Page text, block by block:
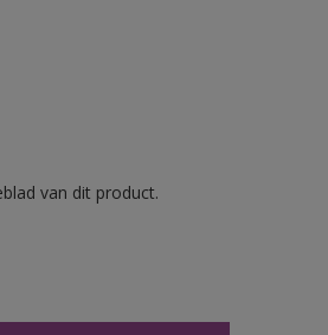
van dit product.